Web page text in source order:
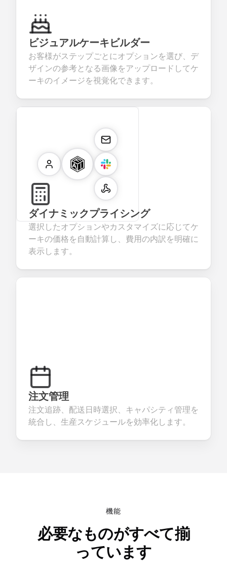
ビジュアルケーキビルダー
お客様がステップごとにオプションを選び、デ
ザインの参考となる画像をアップロードしてケ
ーキのイメージを視覚化できます。
ダイナミックプライシング
選択したオプションやカスタマイズに応じてケ
ーキの価格を自動計算し、費用の内訳を明確に
表示します。
注文管理
注文追跡、配送日時選択、キャパシティ管理を
統合し、生産スケジュールを効率化します。
機能
必要なものがすべて揃
っています